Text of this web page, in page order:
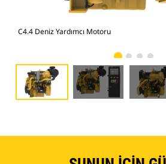
C4.4 Deniz Yardımcı Motoru